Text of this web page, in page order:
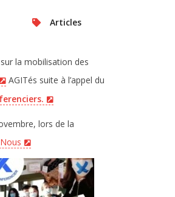
Articles
la mobilisation des
AGITés suite à l’appel du
lors de la